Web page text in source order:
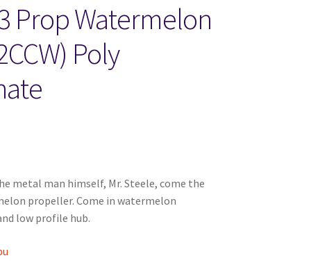
Prop Watermelon
Poly
metal man himself, Mr. Steele, come the
propeller. Come in watermelon
low profile hub.